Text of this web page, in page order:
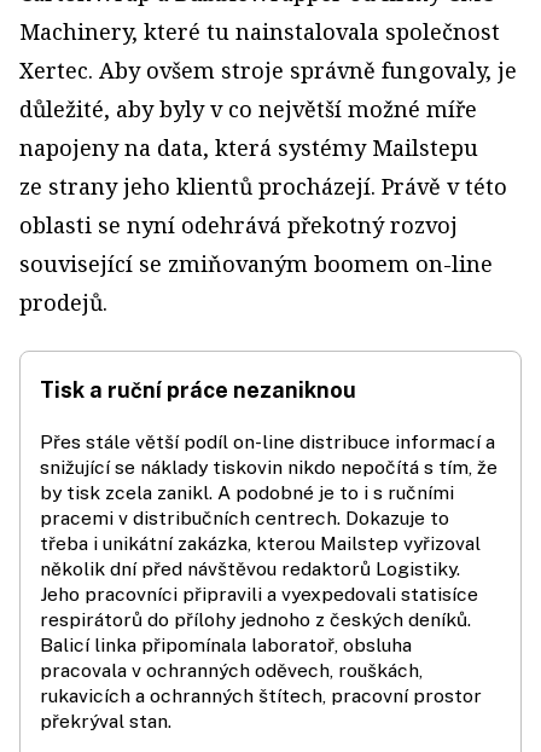
Machinery, které tu nainstalovala společnost
Xertec. Aby ovšem stroje správně fungovaly, je
důležité, aby byly v co největší možné míře
napojeny na data, která systémy Mailstepu
ze strany jeho klientů procházejí. Právě v této
oblasti se nyní odehrává překotný rozvoj
související se zmiňovaným boomem on-line
prodejů.
Tisk a ruční práce nezaniknou
Přes stále větší podíl on-line distribuce informací a
snižující se náklady tiskovin nikdo nepočítá s tím, že
by tisk zcela zanikl. A podobné je to i s ručními
pracemi v distribučních centrech. Dokazuje to
třeba i unikátní zakázka, kterou Mailstep vyřizoval
několik dní před návštěvou redaktorů Logistiky.
Jeho pracovníci připravili a vyexpedovali statisíce
respirátorů do přílohy jednoho z českých deníků.
Balicí linka připomínala laboratoř, obsluha
pracovala v ochranných oděvech, rouškách,
rukavicích a ochranných štítech, pracovní prostor
překrýval stan.